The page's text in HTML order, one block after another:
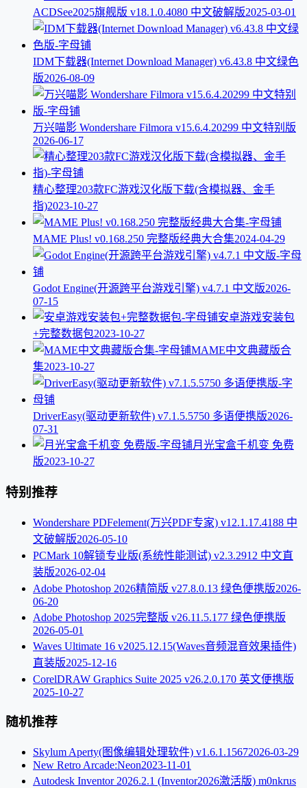
ACDSee2025旗舰版 v18.1.0.4080 中文破解版2025-03-01
IDM下载器(Internet Download Manager) v6.43.8 中文绿色
版2026-08-09
万兴喵影 Wondershare Filmora v15.6.4.20299 中文特别版
2026-06-17
精心整理203款FC游戏汉化版下载(含模拟器、金手
指)2023-10-27
MAME Plus! v0.168.250 完整版经典大合集2024-04-29
Godot Engine(开源跨平台游戏引擎) v4.7.1 中文版2026-
07-15
安卓游戏安装包
+完整数据包2023-10-27
MAME中文典藏版合
集2023-10-27
DriverEasy(驱动更新软件) v7.1.5.5750 多语便携版2026-
07-31
月光宝盒千机变 免费
版2023-10-27
特别推荐
Wondershare PDFelement(万兴PDF专家) v12.1.17.4188 中
文破解版2026-05-10
PCMark 10解锁专业版(系统性能测试) v2.3.2912 中文直
装版2026-02-04
Adobe Photoshop 2026精简版 v27.8.0.13 绿色便携版2026-
06-20
Adobe Photoshop 2025完整版 v26.11.5.177 绿色便携版
2026-05-01
Waves Ultimate 16 v2025.12.15(Waves音频混音效果插件)
直装版2025-12-16
CorelDRAW Graphics Suite 2025 v26.2.0.170 英文便携版
2025-10-27
随机推荐
Skylum Aperty(图像编辑处理软件) v1.6.1.15672026-03-29
New Retro Arcade:Neon2023-11-01
Autodesk Inventor 2026.2.1 (Inventor2026激活版) m0nkrus